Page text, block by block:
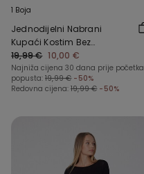
1 Boja
Jednodijelni Nabrani
Kupaći Kostim Bez
Naramenica od
Recikliranih Mikrovlakana
19,99 € 10,00 €
Najniža cijena 30 dana prije početka
popusta: 19,99 € -50%
Redovna cijena: 19,99 € -50%